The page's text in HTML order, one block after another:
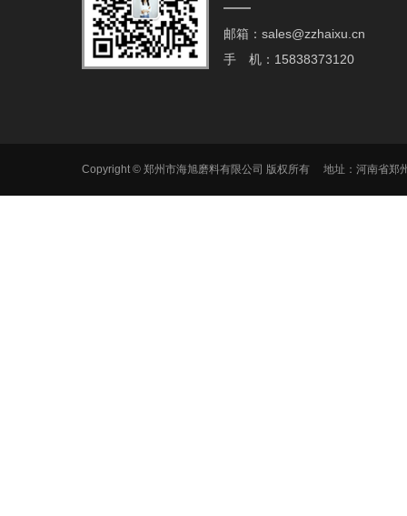
邮箱：sales@zzhaixu.cn
手 机：15838373120
Copyright © 郑州市海旭磨料有限公司 版权所有 地址：河南省